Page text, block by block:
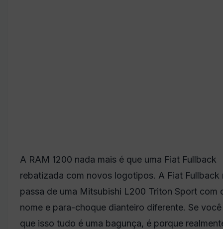
A RAM 1200 nada mais é que uma Fiat Fullback
rebatizada com novos logotipos. A Fiat Fullback
passa de uma Mitsubishi L200 Triton Sport com
nome e para-choque dianteiro diferente. Se
que isso tudo é uma bagunça, é porque